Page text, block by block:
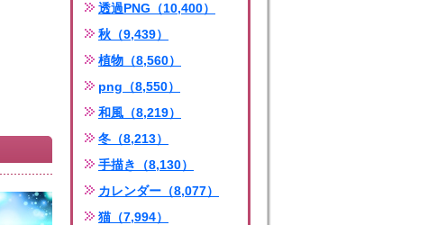
透過PNG（10,400）
秋（9,439）
植物（8,560）
png（8,550）
和風（8,219）
冬（8,213）
手描き（8,130）
カレンダー（8,077）
猫（7,994）